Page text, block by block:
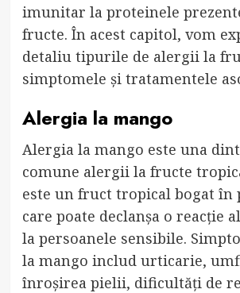
imunitar la proteinele
fructe. În acest capitol, vom
detaliu tipurile de alergii la
simptomele și tratamentele
Alergia la mango
Alergia la mango este una
comune alergii la fructe
este un fruct tropical bogat în
care poate declanșa o reacție
la persoanele sensibile.
la mango includ urticarie,
înroșirea pielii, dificultăți de